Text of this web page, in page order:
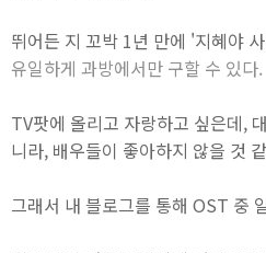
뛰어든 지 꼬박 1년 만에 '지혜야
유일하게 과방에서만 구할 수 있다.
TV팟에 올리고 자랑하고 싶은데,
니라, 배우들이 좋아하지 않을 것
그래서 내 블로그를 통해 OST 중